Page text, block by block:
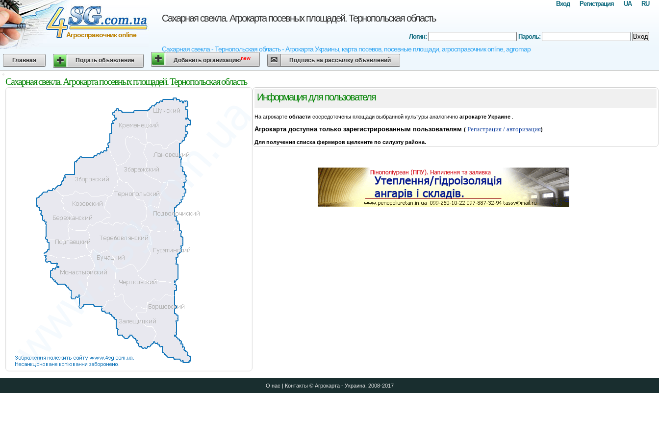
Сахарная свекла. Агрокарта посевных площадей. Тернопольская область
Сахарная свекла - Тернопольская область - Агрокарта Украины, карта посевов, посевные площади, агросправочник online, agromap
Агросправочник online
RU
UA
Регистрация
Вход
Логин: Пароль: Вход
Главная Подать объявление Добавить организациюnew Подпись на рассылку объявлений
Сахарная свекла. Агрокарта посевных площадей. Тернопольская область
Информация для пользователя
На агрокарте области сосредоточены площади выбранной культуры аналогично агрокарте Украине
Агрокарта доступна только зарегистрированным пользователям ( Регистрация / авторизация)
Для получения списка фермеров щелкните по силуэту района.
О нас | Контакты© Агрокарта - Украина, 2008-2017